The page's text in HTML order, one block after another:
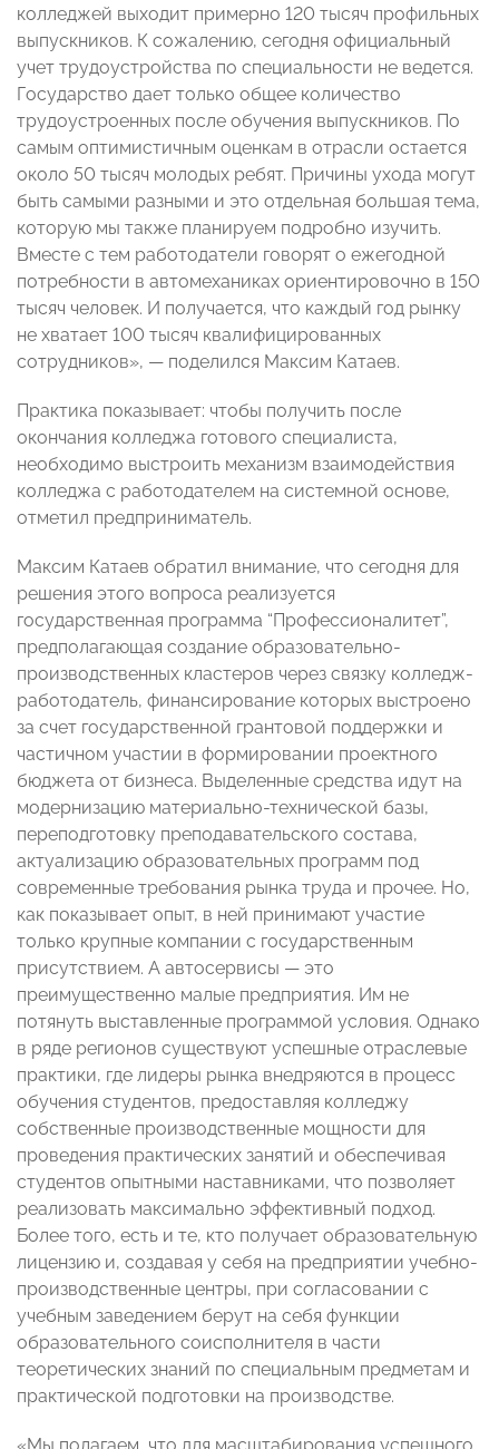
колледжей выходит примерно 120 тысяч профильных
выпускников. К сожалению, сегодня официальный
учет трудоустройства по специальности не ведется.
Государство дает только общее количество
трудоустроенных после обучения выпускников. По
самым оптимистичным оценкам в отрасли остается
около 50 тысяч молодых ребят. Причины ухода могут
быть самыми разными и это отдельная большая тема,
которую мы также планируем подробно изучить.
Вместе с тем работодатели говорят о ежегодной
потребности в автомеханиках ориентировочно в 150
тысяч человек. И получается, что каждый год рынку
не хватает 100 тысяч квалифицированных
сотрудников», — поделился Максим Катаев.
Практика показывает: чтобы получить после
окончания колледжа готового специалиста,
необходимо выстроить механизм взаимодействия
колледжа с работодателем на системной основе,
отметил предприниматель.
Максим Катаев обратил внимание, что сегодня для
решения этого вопроса реализуется
государственная программа “Профессионалитет”,
предполагающая создание образовательно-
производственных кластеров через связку колледж-
работодатель, финансирование которых выстроено
за счет государственной грантовой поддержки и
частичном участии в формировании проектного
бюджета от бизнеса. Выделенные средства идут на
модернизацию материально-технической базы,
переподготовку преподавательского состава,
актуализацию образовательных программ под
современные требования рынка труда и прочее. Но,
как показывает опыт, в ней принимают участие
только крупные компании с государственным
присутствием. А автосервисы — это
преимущественно малые предприятия. Им не
потянуть выставленные программой условия. Однако
в ряде регионов существуют успешные отраслевые
практики, где лидеры рынка внедряются в процесс
обучения студентов, предоставляя колледжу
собственные производственные мощности для
проведения практических занятий и обеспечивая
студентов опытными наставниками, что позволяет
реализовать максимально эффективный подход.
Более того, есть и те, кто получает образовательную
лицензию и, создавая у себя на предприятии учебно-
производственные центры, при согласовании с
учебным заведением берут на себя функции
образовательного соисполнителя в части
теоретических знаний по специальным предметам и
практической подготовки на производстве.